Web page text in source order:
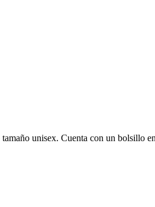
unisex. Cuenta con un bolsillo